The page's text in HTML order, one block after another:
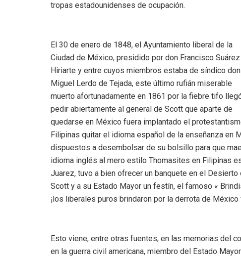
tropas estadounidenses de ocupación.
El 30 de enero de 1848, el Ayuntamiento liberal de la
Ciudad de México, presidido por don Francisco Suárez
Hiriarte y entre cuyos miembros estaba de síndico don
Miguel Lerdo de Tejada, este último rufián miserable
muerto afortunadamente en 1861 por la fiebre tifo
pedir abiertamente al general de Scott que aparte de
quedarse en México fuera implantado el
Filipinas quitar el idioma español de la enseñanza
dispuestos a desembolsar de su bolsillo para que
idioma inglés al mero estilo Thomasites en Filipinas
Juarez, tuvo a bien ofrecer un banquete en el
Scott y a su Estado Mayor un festín, el famoso «
¡los liberales puros brindaron por la derrota de
Esto viene, entre otras fuentes, en las memorias del
en la guerra civil americana, miembro del Estado